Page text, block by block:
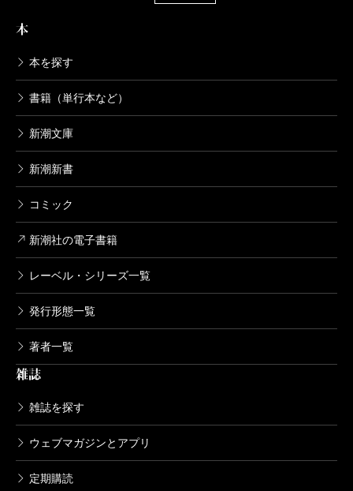
本
本を探す
書籍（単行本など）
新潮文庫
新潮新書
コミック
新潮社の電子書籍
レーベル・シリーズ一覧
発行形態一覧
著者一覧
雑誌
雑誌を探す
ウェブマガジンとアプリ
定期購読